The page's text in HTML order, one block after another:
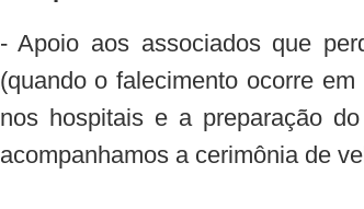
- Apoio aos associados que
(quando o falecimento ocorre
nos hospitais e a preparação
acompanhamos a cerimônia de